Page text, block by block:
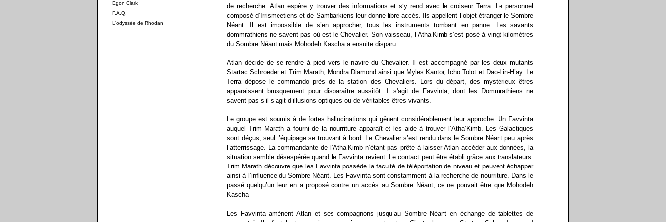
Egon Clark
F.A.Q.
L'odyssée de Rhodan
de recherche. Atlan espère y trouver des informations et s‘y rend avec le croiseur Terra. Le personnel
composé d’Irrismeetiens et de Sambarkiens leur donne libre accès. Ils appellent l’objet étranger le Sombre
Néant. Il est impossible de s’en approcher, tous les instruments tombant en panne. Les savants
dommrathiens ne savent pas où est le Chevalier. Son vaisseau, l’Atha’Kimb s’est posé à vingt kilomètres
du Sombre Néant mais Mohodeh Kascha a ensuite disparu.
Atlan décide de se rendre à pied vers le navire du Chevalier. Il est accompagné par les deux mutants
Startac Schroeder et Trim Marath, Mondra Diamond ainsi que Myles Kantor, Icho Tolot et Dao-Lin-H’ay. Le
Terra dépose le commando près de la station des Chevaliers. Lors du départ, des mystérieux êtres
apparaissent brusquement pour disparaître aussitôt. Il s'agit de Favvinta, dont les Dommrathiens ne
savent pas s’il s’agit d’illusions optiques ou de véritables êtres vivants.
Le groupe est soumis à de fortes hallucinations qui gênent considérablement leur approche. Un Favvinta
auquel Trim Marath a fourni de la nourriture apparaît et les aide à trouver l’Atha’Kimb. Les Galactiques
sont déçus, seul l’équipage se trouvant à bord. Le Chevalier s’est rendu dans le Sombre Néant peu après
l’atterrissage. La commandante de l’Atha’Kimb n’étant pas prête à laisser Atlan accéder aux données, la
situation semble désespérée quand le Favvinta revient. Le contact peut être établi grâce aux translateurs.
Trim Marath découvre que les Favvinta possède la faculté de téléportation de niveau et peuvent échapper
ainsi à l’influence du Sombre Néant. Les Favvinta sont constamment à la recherche de nourriture. Dans le
passé quelqu’un leur en a proposé contre un accès au Sombre Néant, ce ne pouvait être que Mohodeh
Kascha
Les Favvinta amènent Atlan et ses compagnons jusqu’au Sombre Néant en échange de tablettes de